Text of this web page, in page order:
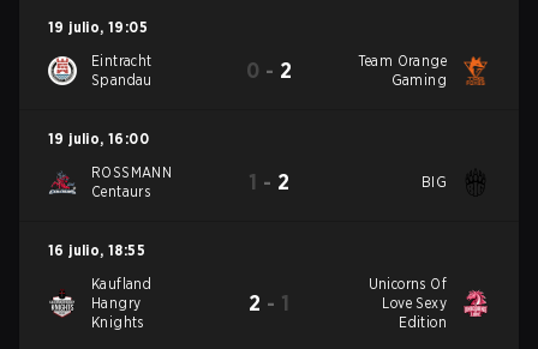
19 julio, 19:05
Eintracht
Spandau
0 - 2
Team Orange
Gaming
19 julio, 16:00
ROSSMANN
Centaurs
1 - 2 BIG
16 julio, 18:55
Kaufland
Hangry
Knights
2 - 1
Unicorns Of
Love Sexy
Edition